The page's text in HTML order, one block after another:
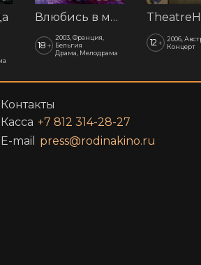
Влюбись в меня, если осмелишься
18 +
2003, Франция,
Бельгия
Драма, Мелодрама
12+
2006,
Концерт
Контакты
Касса +7 812 314-28-27
E-mail
press@rodinakino.ru